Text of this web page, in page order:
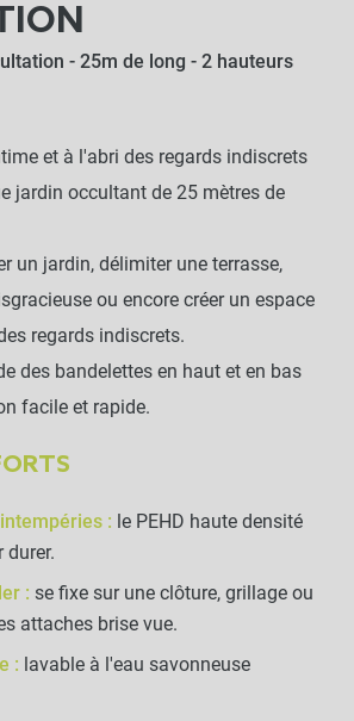
- 25m de long - 2 hauteurs
et à l'abri des regards indiscrets
jardin occultant de 25 mètres de
un jardin, délimiter une terrasse,
ou encore créer un espace
regards indiscrets.
des bandelettes en haut et en bas
facile et rapide.
: le PEHD haute densité
durer.
: se fixe sur une clôture, grillage ou
attaches brise vue.
: lavable à l'eau savonneuse